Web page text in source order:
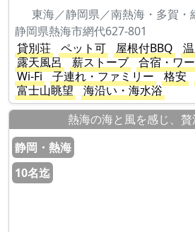
東海／静岡県／南熱海・多賀・
静岡県熱海市網代627-801
貸別荘
ペット可 屋根付BBQ
露天風呂
薪ストーブ
合宿・ワ
Wi-Fi
子連れ・ファミリー 格安
富士山眺望
海沿い・海水浴
熱海の海と風を感じ、
静岡・熱海
10名迄